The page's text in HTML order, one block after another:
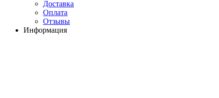
Доставка
Оплата
Отзывы
Информация